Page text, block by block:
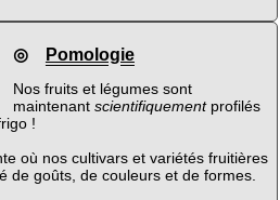
◎ Pomologie
Nos fruits et légumes sont
maintenant scientifiquementprofilés
!
où nos cultivars et variétés fruitières
de goûts, de couleurs et de formes.